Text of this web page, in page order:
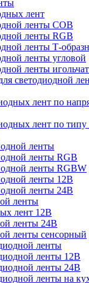
лент
ленты COB
ленты RGB
ленты Т-
ленты угловой
ленты
светодиодной
лент по
лент по типу
ленты
ленты RGB
ленты RGBW
ленты 12В
ленты 24В
ленты
лент 12В
ленты 24В
ленты сенсорный
ленты
ленты 12В
ленты 24В
ленты на